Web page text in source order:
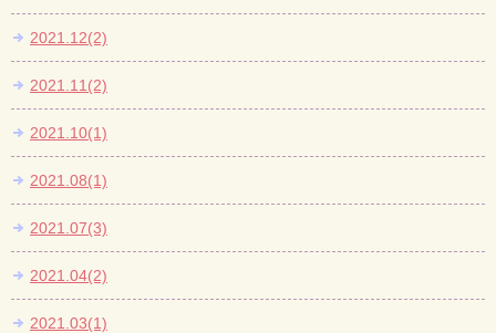
2021.12(2)
2021.11(2)
2021.10(1)
2021.08(1)
2021.07(3)
2021.04(2)
2021.03(1)